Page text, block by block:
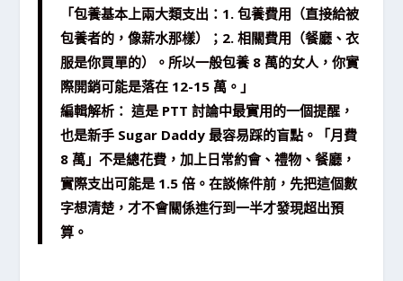
「包養基本上兩大類支出：1. 包養費用（直接給被
包養者的，像薪水那樣）；2. 相關費用（餐廳、衣
服是你買單的）。所以一般包養 8 萬的女人，你實
際開銷可能是落在 12-15 萬。」
編輯解析： 這是 PTT 討論中最實用的一個提醒，
也是新手 Sugar Daddy 最容易踩的盲點。「月費
8 萬」不是總花費，加上日常約會、禮物、餐廳，
實際支出可能是 1.5 倍。在談條件前，先把這個數
字想清楚，才不會關係進行到一半才發現超出預
算。